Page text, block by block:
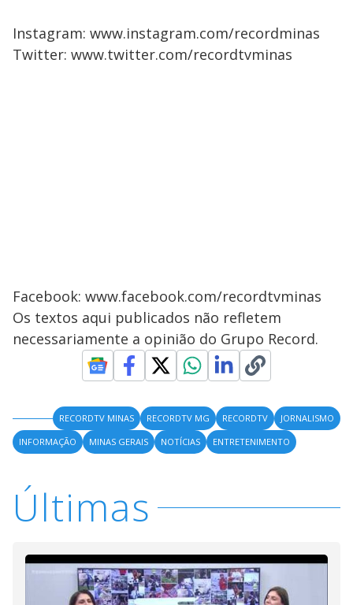
Instagram: www.instagram.com/recordminas
Twitter: www.twitter.com/recordtvminas
Facebook: www.facebook.com/recordtvminas
Os textos aqui publicados não refletem
necessariamente a opinião do Grupo Record.
RECORDTV MINAS RECORDTV MG RECORDTV
JORNALISMO
INFORMAÇÃO
MINAS GERAIS NOTÍCIAS ENTRETENIMENTO
Últimas